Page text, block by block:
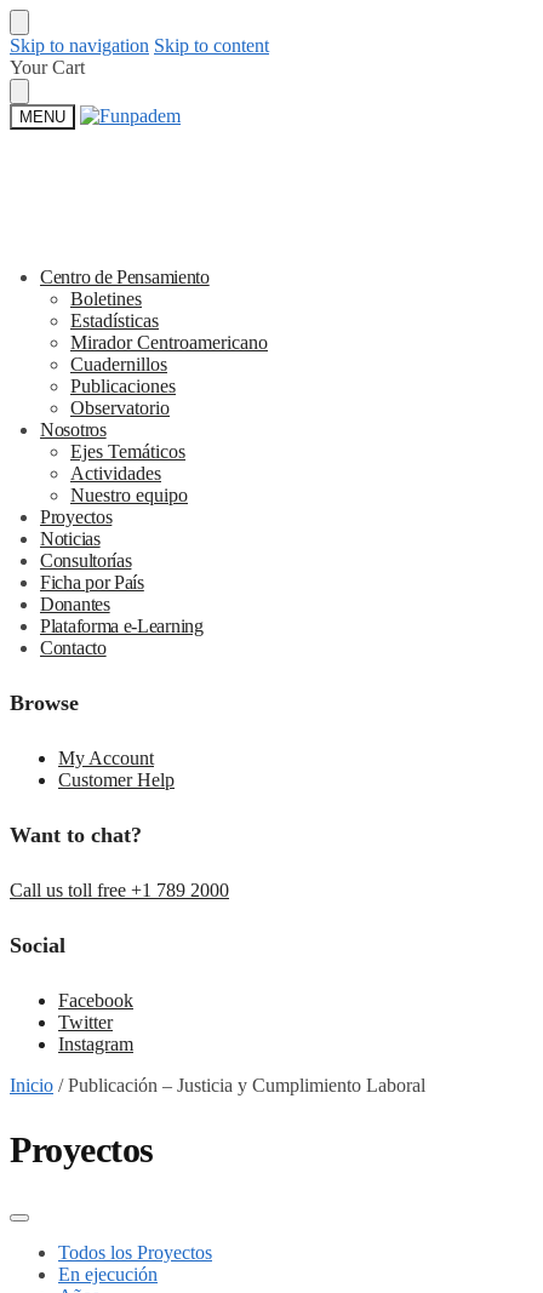
Skip to navigation Skip to content
Your Cart
MENU
Centro de Pensamiento
Boletines
Estadísticas
Mirador Centroamericano
Cuadernillos
Publicaciones
Observatorio
Nosotros
Ejes Temáticos
Actividades
Nuestro equipo
Proyectos
Noticias
Consultorías
Ficha por País
Donantes
Plataforma e-Learning
Contacto
Browse
My Account
Customer Help
Want to chat?
Call us toll free +1 789 2000
Social
Facebook
Twitter
Instagram
Inicio /Publicación – Justicia y Cumplimiento Laboral
Proyectos
Todos los Proyectos
En ejecución